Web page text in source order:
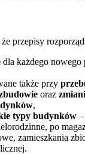
przepisy
dla każdego nowego
także przy
oraz
,
typy budynków
po
zamieszkania